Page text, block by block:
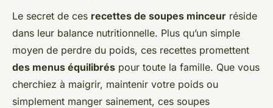
Le secret de ces recettes de soupes minceur réside
dans leur balance nutritionnelle. Plus qu’un simple
moyen de perdre du poids, ces recettes promettent
des menus équilibrés pour toute la famille. Que vous
cherchiez à maigrir, maintenir votre poids ou
simplement manger sainement, ces soupes